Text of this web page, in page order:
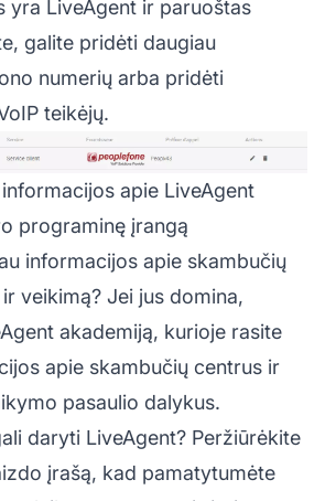
yra LiveAgent ir paruoštas
galite pridėti daugiau
numerių arba pridėti
teikėjų.
apie LiveAgent
programinę įrangą
informacijos apie skambučių
veikimą? Jei jus domina,
akademiją, kurioje rasite
apie skambučių centrus ir
pasaulio dalykus.
daryti LiveAgent? Peržiūrėkite
įrašą, kad pamatytumėte